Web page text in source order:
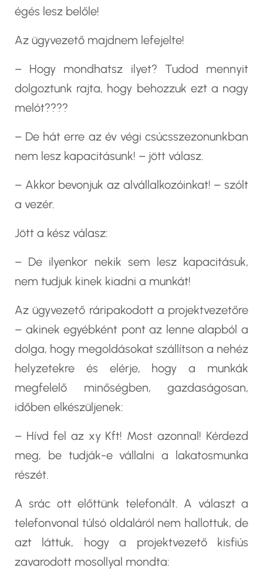
égés lesz belőle!
Az ügyvezető majdnem lefejelte!
– Hogy mondhatsz ilyet? Tudod mennyit
dolgoztunk rajta, hogy behozzuk ezt a nagy
melót????
– De hát erre az év végi csúcsszezonunkban
nem lesz kapacitásunk! – jött válasz.
– Akkor bevonjuk az alvállalkozóinkat! – szólt
a vezér.
Jött a kész válasz:
– De ilyenkor nekik sem lesz kapacitásuk,
nem tudjuk kinek kiadni a munkát!
Az ügyvezető ráripakodott a projektvezetőre
– akinek egyébként pont az lenne alapból a
dolga, hogy megoldásokat szállítson a nehéz
helyzetekre és elérje, hogy a munkák
megfelelő minőségben, gazdaságosan,
időben elkészüljenek:
– Hívd fel az xy Kft! Most azonnal! Kérdezd
meg, be tudják-e vállalni a lakatosmunka
részét.
A srác ott előttünk telefonált. A választ a
telefonvonal túlsó oldaláról nem hallottuk, de
azt láttuk, hogy a projektvezető kisfiús
zavarodott mosollyal mondta: